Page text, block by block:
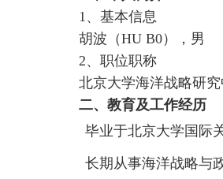
1、基本信息
胡波 （HU B0），男
2、职位职称
北京大学海洋战略研
二、教育及工作经历
毕业于北京大学国际
长期从事海洋战略与